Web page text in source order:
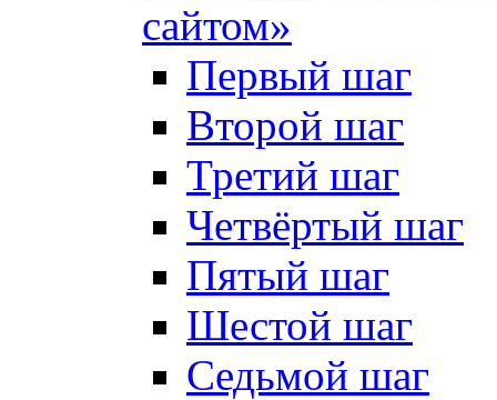
сайтом»
Первый шаг
Второй шаг
Третий шаг
Четвёртый шаг
Пятый шаг
Шестой шаг
Седьмой шаг